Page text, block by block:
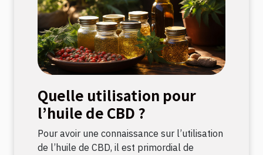
Quelle utilisation pour
l’huile de CBD ?
Pour avoir une connaissance sur l’utilisation
de l’huile de CBD, il est primordial de